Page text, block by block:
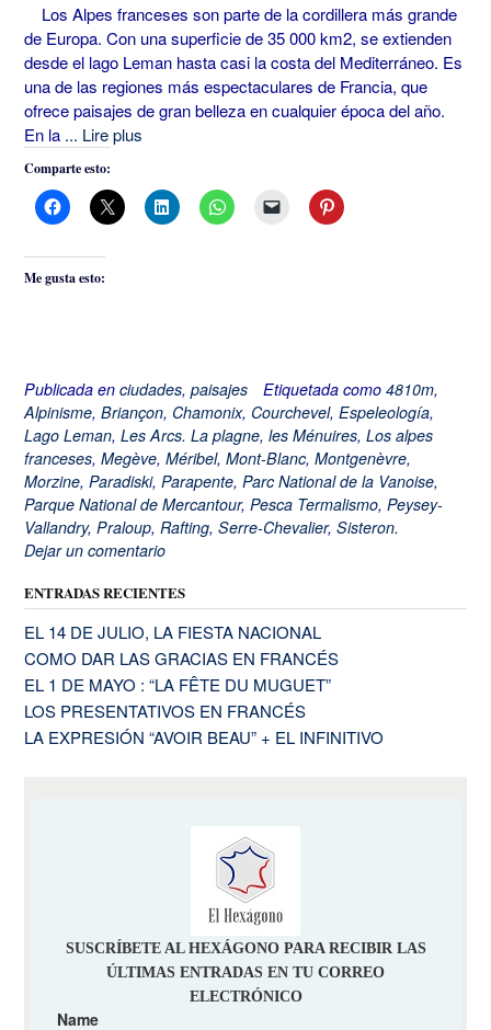
Los Alpes franceses son parte de la cordillera más grande
de Europa. Con una superficie de 35 000 km2, se extienden
desde el lago Leman hasta casi la costa del Mediterráneo. Es
una de las regiones más espectaculares de Francia, que
ofrece paisajes de gran belleza en cualquier época del año.
En la ... Lire plus
Comparte esto:
Me gusta esto:
Publicada en ciudades, paisajes Etiquetada como 4810m,
Alpinisme, Briançon, Chamonix, Courchevel, Espeleología,
Lago Leman, Les Arcs. La plagne, les Ménuires, Los alpes
franceses, Megève, Méribel, Mont-Blanc, Montgenèvre,
Morzine, Paradiski, Parapente, Parc National de la Vanoise,
Parque National de Mercantour, Pesca Termalismo, Peysey-
Vallandry, Praloup, Rafting, Serre-Chevalier, Sisteron.
Dejar un comentario
ENTRADAS RECIENTES
EL 14 DE JULIO, LA FIESTA NACIONAL
COMO DAR LAS GRACIAS EN FRANCÉS
EL 1 DE MAYO : “LA FÊTE DU MUGUET”
LOS PRESENTATIVOS EN FRANCÉS
LA EXPRESIÓN “AVOIR BEAU” + EL INFINITIVO